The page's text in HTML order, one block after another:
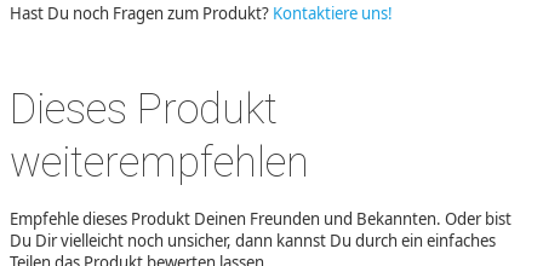
Hast Du noch Fragen zum Produkt? Kontaktiere uns!
Dieses Produkt
weiterempfehlen
Empfehle dieses Produkt Deinen Freunden und Bekannten. Oder bist
Du Dir vielleicht noch unsicher, dann kannst Du durch ein einfaches